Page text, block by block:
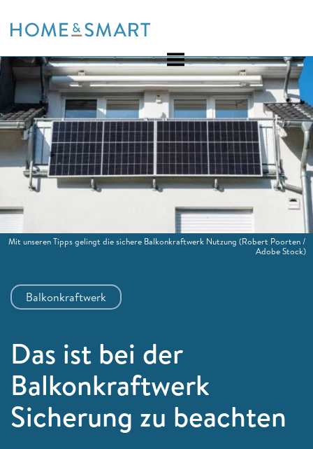
to
Balkonkraftwerk
Das ist bei der
Balkonkraftwerk
Sicherung zu beachten
Mit unseren Tipps gelingt die sichere Balkonkraftwerk Nutzung (Robert Poorten /
Adobe Stock)